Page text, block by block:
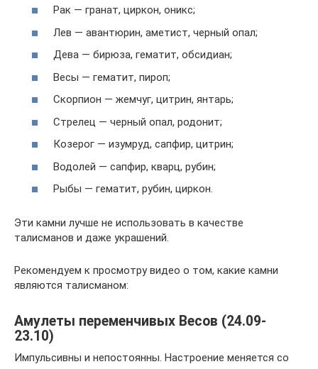
Рак — гранат, циркон, оникс;
Лев — авантюрин, аметист, черный опал;
Дева — бирюза, гематит, обсидиан;
Весы — гематит, пироп;
Скорпион — жемчуг, цитрин, янтарь;
Стрелец — черный опал, родонит;
Козерог — изумруд, сапфир, цитрин;
Водолей — сапфир, кварц, рубин;
Рыбы — гематит, рубин, циркон.
Эти камни лучше не использовать в качестве
талисманов и даже украшений.
Рекомендуем к просмотру видео о том, какие камни
являются талисманом:
Амулеты переменчивых Весов (24.09-
23.10)
Импульсивны и непостоянны. Настроение меняется со